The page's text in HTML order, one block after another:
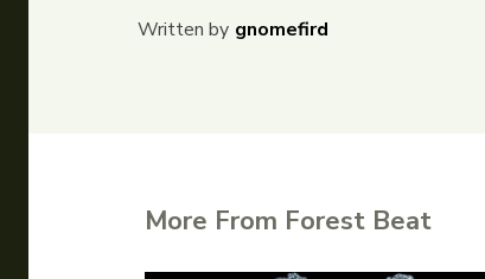
Written by gnomefird
More From Forest Beat